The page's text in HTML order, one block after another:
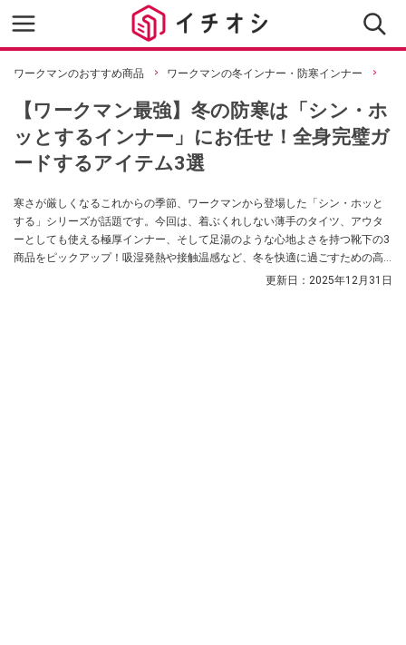
ワークマンのおすすめ商品 ワークマンの冬インナー・防寒インナー
【ワークマン最強】冬の防寒は「シン・ホ
ッとするインナー」にお任せ！全身完璧ガ
ードするアイテム3選
寒さが厳しくなるこれからの季節、ワークマンから登場した「シン・ホッと
する」シリーズが話題です。今回は、着ぶくれしない薄手のタイツ、アウタ
ーとしても使える極厚インナー、そして足湯のような心地よさを持つ靴下の3
商品をピックアップ！吸湿発熱や接触温感など、冬を快適に過ごすための高
更新日： 2025年12月31日